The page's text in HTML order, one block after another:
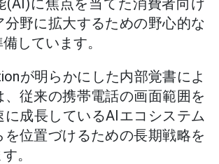
(AI)に焦点を当てた消費者向け
分野に拡大するための野心的な
しています。
が明らかにした内部覚書によ
、従来の携帯電話の画面範囲を
に成長しているAIエコシステム
位置づけるための長期戦略を
。